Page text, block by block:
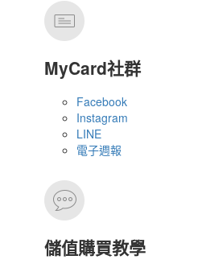
MyCard社群
Facebook
Instagram
LINE
電子週報
儲值購買教學